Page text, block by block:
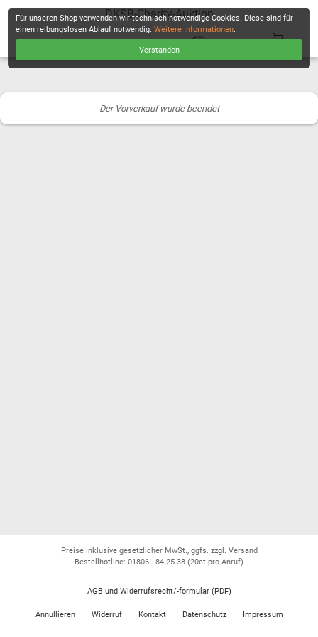
DKSB-Charity-Auktion
Der Vorverkauf wurde beendet
Für unseren Shop verwenden wir technisch notwendige Cookies. Diese sind für
einen reibungslosen Ablauf notwendig.Weitere Informationen.
Verstanden
Preise inklusive gesetzlicher MwSt., ggfs. zzgl. Versand
Bestellhotline: 01806 - 84 25 38 (20ct pro Anruf)
AGB und Widerrufsrecht/-formular (PDF)
Annullieren Widerruf Kontakt Datenschutz Impressum